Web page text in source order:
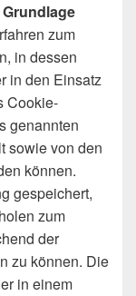
zum
in dessen
in den Einsatz
Cookie-
genannten
sowie von den
können.
gespeichert,
zum
der
zu können. Die
in einem